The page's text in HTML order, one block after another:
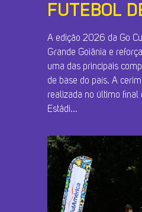
FUTEBOL
A edição 2026 da Go
Grande Goiânia e
uma das principais
de base do país. A
realizada no último final
Estádi...